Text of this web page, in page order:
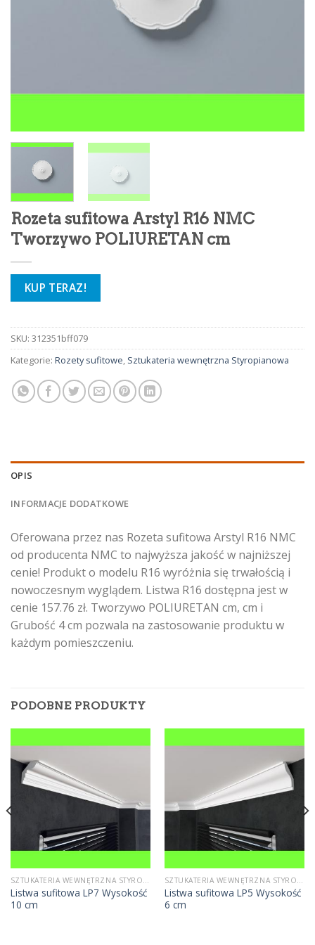
Rozeta sufitowa Arstyl R16 NMC
Tworzywo POLIURETAN cm
KUP TERAZ!
SKU: 312351bff079
Kategorie: Rozety sufitowe, Sztukateria wewnętrzna Styropianowa
OPIS
INFORMACJE DODATKOWE
Oferowana przez nas Rozeta sufitowa Arstyl R16 NMC
od producenta NMC to najwyższa jakość w najniższej
cenie! Produkt o modelu R16 wyróżnia się trwałością i
nowoczesnym wyglądem. Listwa R16 dostępna jest w
cenie 157.76 zł. Tworzywo POLIURETAN cm, cm i
Grubość 4 cm pozwala na zastosowanie produktu w
każdym pomieszczeniu.
PODOBNE PRODUKTY
SZTUKATERIA WEWNĘTRZNA STYROPIANOWA
Listwa sufitowa LP7 Wysokość
10 cm
SZTUKATERIA WEWNĘTRZNA STYROPIANOWA
Listwa sufitowa LP5 Wysokość
6 cm